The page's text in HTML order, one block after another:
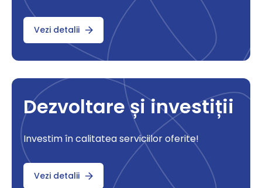
Vezi detalii
Dezvoltare și investiții
Investim în calitatea serviciilor oferite!
Vezi detalii